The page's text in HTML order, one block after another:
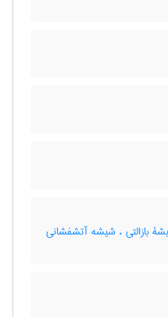
بازالتی ، شیشه آتشفشانی